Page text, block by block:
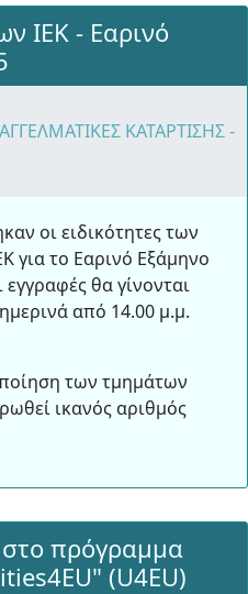
ΙΕΚ - Εαρινό
ΚΑΤΑΡΤΙΣΗΣ -
οι ειδικότητες των
για το Εαρινό Εξάμηνο
θα γίνονται
από 14.00 μ.μ.
των τμημάτων
ικανός αριθμός
πρόγραμμα
(U4EU)